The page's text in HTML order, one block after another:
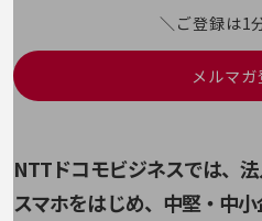
法人向けスマホ・携帯に関する、
おすすめの機種、料金やサービスをご紹
製品
ビジネス向けスマートフォン
タフネススマートフォン
＼ご登録は1
メルマガ
NTTドコモビジネスでは、
スマホをはじめ、 中堅・中